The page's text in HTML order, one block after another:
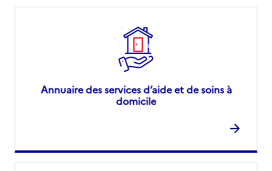
Annuaire des services d’aide et de soins à
domicile